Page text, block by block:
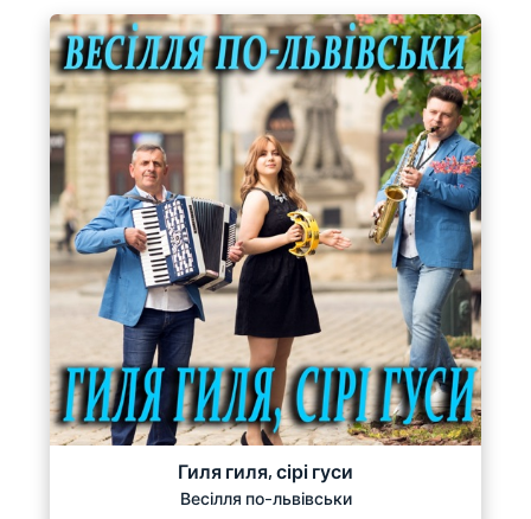
Гиля гиля, сірі гуси
Весілля по-львівськи